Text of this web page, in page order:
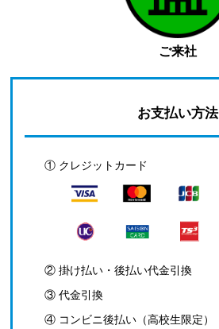
ご来社
お支払い方法
① クレジットカード
② 掛け払い・後払い代金引換
③ 代金引換
④ コンビニ後払い（高校生限定）